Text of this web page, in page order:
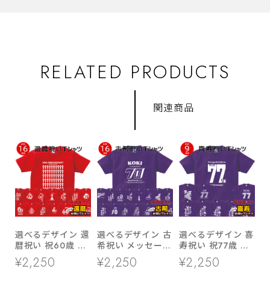
RELATED PRODUCTS
関連商品
選べるデザイン 還
暦祝い 祝60歳 メ
ッセージTシャツ
ms60 六十歳の長
¥2,250
選べるデザイン 古
希祝い メッセージ
tシャツ ms70 プ
レゼント 全16種
¥2,250
選べるデザイン 喜
寿祝い 祝77歳 メ
ッセージTシャツ
ms107 七十七歳の
¥2,250